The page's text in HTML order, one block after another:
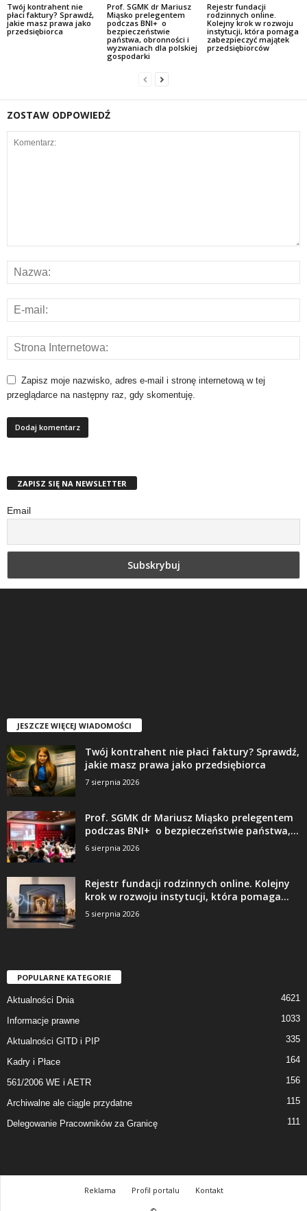
Twój kontrahent nie
płaci faktury? Sprawdź,
jakie masz prawa jako
przedsiębiorca
Prof. SGMK dr Mariusz
Miąsko prelegentem
podczas BNI+ o
bezpieczeństwie
państwa, obronności i
wyzwaniach dla polskiej
gospodarki
Rejestr fundacji
rodzinnych online.
Kolejny krok w rozwoju
instytucji, która pomaga
zabezpieczyć majątek
przedsiębiorców
ZOSTAW ODPOWIEDŹ
Zapisz moje nazwisko, adres e-mail i stronę internetową w tej
przeglądarce na następny raz, gdy skomentuję.
ZAPISZ SIĘ NA NEWSLETTER
Email
JESZCZE WIĘCEJ WIADOMOŚCI
Twój kontrahent nie płaci faktury? Sprawdź,
jakie masz prawa jako przedsiębiorca
7 sierpnia 2026
Prof. SGMK dr Mariusz Miąsko prelegentem
podczas BNI+ o bezpieczeństwie państwa,...
6 sierpnia 2026
Rejestr fundacji rodzinnych online. Kolejny
krok w rozwoju instytucji, która pomaga...
5 sierpnia 2026
POPULARNE KATEGORIE
Aktualności Dnia 4621
Informacje prawne 1033
Aktualności GITD i PIP 335
Kadry i Płace 164
561/2006 WE i AETR 156
Archiwalne ale ciągle przydatne 115
Delegowanie Pracowników za Granicę 111
Reklama Profil portalu
Kontakt